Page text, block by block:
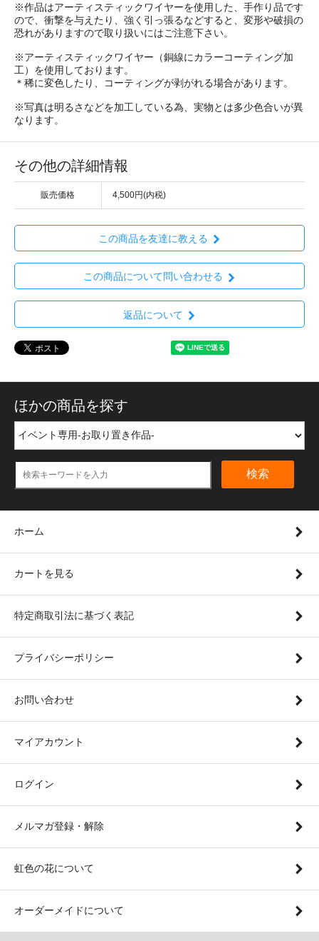
※作品はアーティスティックワイヤーを使用した、手作り品です
ので、衝撃を与えたり、強く引っ張るなどすると、変形や破損の
恐れがありますので取り扱いにはご注意下さい。
※アーティスティックワイヤー（銅線にカラーコーティング加
工）を使用しております。
＊稀に変色したり、コーティングが剥がれる場合があります。
※写真は明るさなどを加工している為、実物とは多少色合いが異
なります。
その他の詳細情報
販売価格 4,500円(内税)
この商品を友達に教える
この商品について問い合わせる
返品について
ほかの商品を探す
検索
ホーム
カートを見る
特定商取引法に基づく表記
プライバシーポリシー
お問い合わせ
マイアカウント
ログイン
メルマガ登録・解除
虹色の花について
オーダーメイドについて